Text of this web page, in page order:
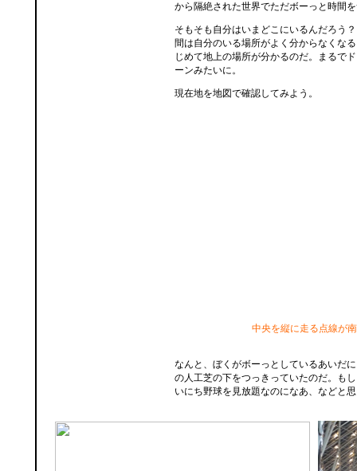
から隔絶された世界でただボーっと時間
そもそも自分はいまどこにいるんだろう
間は自分のいる場所がよく分からなくな
じめて地上の場所が分かるのだ。まるで
ーンみたいに。
現在地を地図で確認してみよう。
中央を縦に走る点線が
なんと、ぼくがボーっとしているあいだ
の人工芝の下をつっきっていたのだ。も
いにち野球を見放題なのになあ、などと